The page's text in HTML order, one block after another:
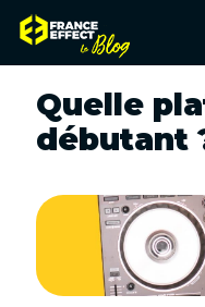
Quelle
débutant